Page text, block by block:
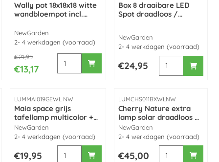
buis | 2700-6500K | 3100 lumen | 24W (instelbaar en dimbaar
voor Wally pot 12x12x12 witte wandbloempot incl. kunststof
Wally pot 18x18x18 witte
wandbloempot incl.
made by NewGarden
Merk:
NewGarden
2- 4 werkdagen (voorraad)
Van 21,95 voor 13,17
€21,95
€13,17
Aantal kiezen voor Wally pot 18x18x18 witte
Box 8 draaibare LED
Spot draadloos /
NewGarden
Merk:
NewGarden
2- 4 werkdagen (voorraad)
Prijs: 24,95
€24,95
made by NewGarden
voor Maia messing tafellamp multicolor + warm licht |
Artikelnummer
LUMMAI019GEWL NW
Maia space grijs
tafellamp multicolor +
warm licht |
Rechargeable battery
Indoor & outdoor use |
made by NewGarden
Merk:
NewGarden
2- 4 werkdagen (voorraad)
Prijs: 19,95
€19,95 Aantal kiezen voor Maia space grijs tafellamp
Artikelnummer
LUMCHS011BXWLNW
Cherry Nature extra
lamp solar draadloos /
oplaadbaar met
afstandsbediening
made by NewGarden
Merk:
NewGarden
2- 4 werkdagen (voorraad)
Prijs: 45,00
€45,00 Aantal kiezen